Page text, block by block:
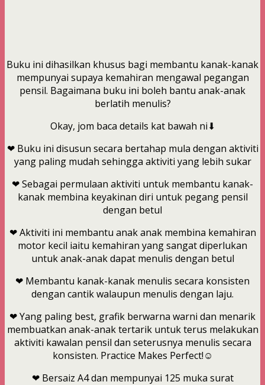
Buku ini dihasilkan khusus bagi membantu kanak-kanak
mempunyai supaya kemahiran mengawal pegangan
pensil. Bagaimana buku ini boleh bantu anak-anak
berlatih menulis?
Okay, jom baca details kat bawah ni⬇
❤ Buku ini disusun secara bertahap mula dengan aktiviti
yang paling mudah sehingga aktiviti yang lebih sukar
❤ Sebagai permulaan aktiviti untuk membantu kanak-
kanak membina keyakinan diri untuk pegang pensil
dengan betul
❤ Aktiviti ini membantu anak anak membina kemahiran
motor kecil iaitu kemahiran yang sangat diperlukan
untuk anak-anak dapat menulis dengan betul
❤ Membantu kanak-kanak menulis secara konsisten
dengan cantik walaupun menulis dengan laju.
❤ Yang paling best, grafik berwarna warni dan menarik
membuatkan anak-anak tertarik untuk terus melakukan
aktiviti kawalan pensil dan seterusnya menulis secara
konsisten. Practice Makes Perfect!☺
❤ Bersaiz A4 dan mempunyai 125 muka surat